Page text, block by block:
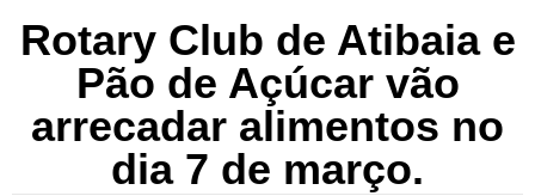
Rotary Club de Atibaia e
Pão de Açúcar vão
arrecadar alimentos no
dia 7 de março.